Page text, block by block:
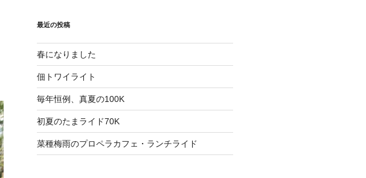
最近の投稿
春になりました
佃トワイライト
毎年恒例、真夏の100K
初夏のたまライド70K
菜種梅雨のプロペラカフェ・ランチライド